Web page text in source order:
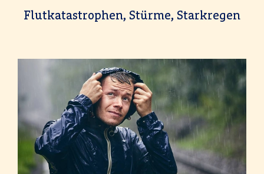
ädigung von
Flutkatas­trophen, Stürme, Starkregen